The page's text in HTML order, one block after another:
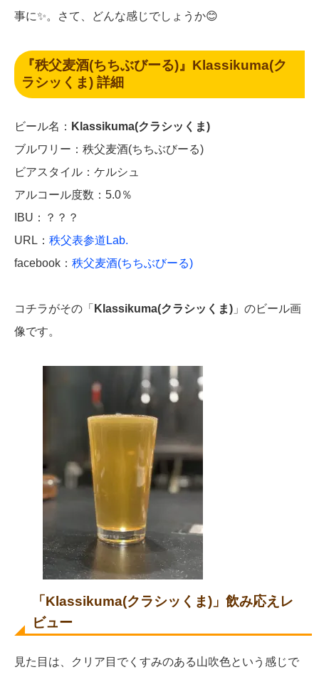
事に✨。さて、どんな感じでしょうか😊
『秩父麦酒(ちちぶびーる)』Klassikuma(ク
ラシッくま) 詳細
ビール名： Klassikuma(クラシッくま)
ブルワリー：秩父麦酒(ちちぶびーる)
ビアスタイル：ケルシュ
アルコール度数：5.0％
IBU：？？？
URL： 秩父表参道Lab.
facebook： 秩父麦酒(ちちぶびーる)
コチラがその「 Klassikuma(クラシッくま) 」のビール画
像です。
「Klassikuma(クラシッくま)」飲み応えレ
ビュー
見た目は、クリア目でくすみのある山吹色という感じで